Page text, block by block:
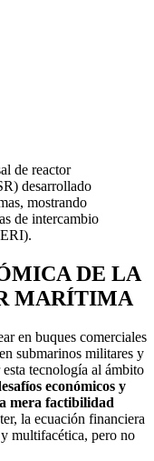
de reactor
desarrollado
mostrando
de intercambio
DE LA
MARÍTIMA
en buques comerciales
submarinos militares y
tecnología al ámbito
económicos y
mera factibilidad
la ecuación financiera
multifacética, pero no